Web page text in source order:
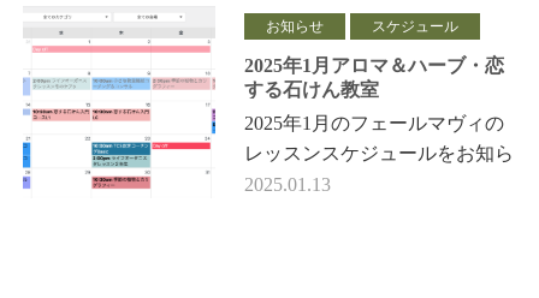
お知らせ スケジュール
2025年1月アロマ＆ハーブ・恋
する石けん教室
2025年1月のフェールマヴィの
レッスンスケジュールをお知ら
せします。 現在お申し込み受
2025.01.13